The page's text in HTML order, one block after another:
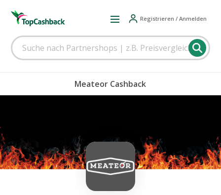
Registrieren / Anmelden
Meateor Cashback